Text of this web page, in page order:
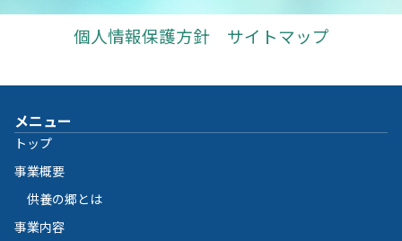
個人情報保護方針 サイトマップ
メニュー
トップ
事業概要
供養の郷とは
事業内容